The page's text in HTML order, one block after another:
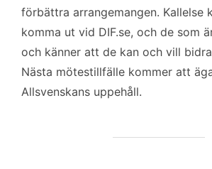
förbättra arrangemangen. Kallelse
komma ut vid DIF.se, och de som
och känner att de kan och vill
Nästa mötestillfälle kommer att
Allsvenskans uppehåll.